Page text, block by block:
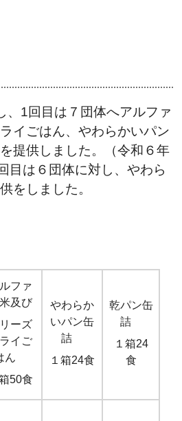
、1回目は７団体へアルファ
イごはん、やわらかいパン
提供しました。（令和６年
目は６団体に対し、やわら
をしました。
ファ
及び
ーズ
イご
ん
50食
やわらか
いパン缶
詰
１箱24食
乾パン缶
詰
１箱24
食